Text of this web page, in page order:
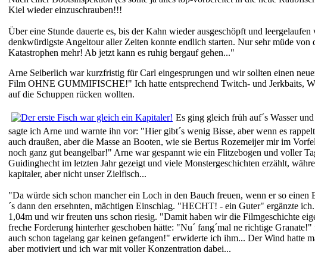
Kiel wieder einzuschrauben!!!
Über eine Stunde dauerte es, bis der Kahn wieder ausgeschöpft und
denkwürdigste Angeltour aller Zeiten konnte endlich starten. Nur sehr müde
Katastrophen mehr! Ab jetzt kann es ruhig bergauf gehen..."
Arne Seiberlich war kurzfristig für Carl eingesprungen und wir sollten einen
Film OHNE GUMMIFISCHE!" Ich hatte entsprechend Twitch- und Jerkbaits,
auf die Schuppen rücken wollten.
Es ging gleich früh auf´s Wasser
sagte ich Arne und warnte ihn vor: "Hier gibt´s wenig Bisse, aber wenn es
auch draußen, aber die Masse an Booten, wie sie Bertus Rozemeijer mir im
noch ganz gut beangelbar!" Arne war gespannt wie ein Flitzebogen und voller
Guidinghecht im letzten Jahr gezeigt und viele Monstergeschichten erzählt,
kapitaler, aber nicht unser Zielfisch...
"Da würde sich schon mancher ein Loch in den Bauch freuen, wenn er so
´s dann den ersehnten, mächtigen Einschlag. "HECHT! - ein Guter" ergänzte
1,04m und wir freuten uns schon riesig. "Damit haben wir die Filmgeschichte
freche Forderung hinterher geschoben hätte: "Nu´ fang´mal ne richtige
auch schon tagelang gar keinen gefangen!" erwiderte ich ihm... Der Wind hatte
aber motiviert und ich war mit voller Konzentration dabei...